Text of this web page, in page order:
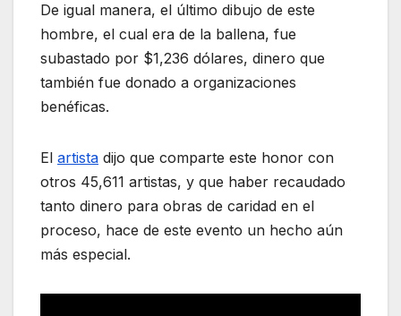
De igual manera, el último dibujo de este
hombre, el cual era de la ballena, fue
subastado por $1,236 dólares, dinero que
también fue donado a organizaciones
benéficas.
El artista dijo que comparte este honor con
otros 45,611 artistas, y que haber recaudado
tanto dinero para obras de caridad en el
proceso, hace de este evento un hecho aún
más especial.